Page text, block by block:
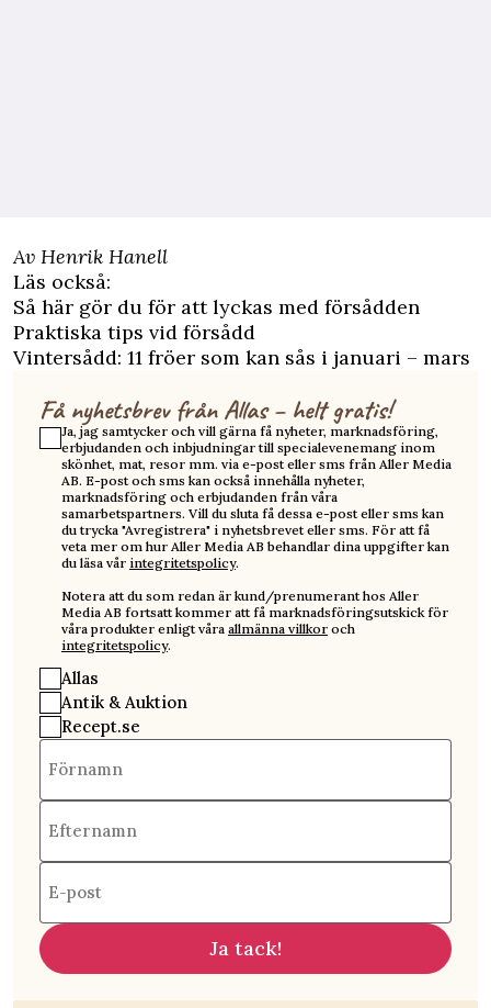
Av Henrik Hanell
Läs också:
Så här gör du för att lyckas med försådden
Praktiska tips vid försådd
Vintersådd: 11 fröer som kan sås i januari – mars
Få nyhetsbrev från Allas – helt gratis!
Ja, jag samtycker och vill gärna få nyheter, marknadsföring,
erbjudanden och inbjudningar till specialevenemang inom
skönhet, mat, resor mm. via e-post eller sms från Aller Media
AB. E-post och sms kan också innehålla nyheter,
marknadsföring och erbjudanden från våra
samarbetspartners. Vill du sluta få dessa e-post eller sms kan
du trycka "Avregistrera" i nyhetsbrevet eller sms. För att få
veta mer om hur Aller Media AB behandlar dina uppgifter kan
du läsa vår integritetspolicy.
Notera att du som redan är kund/prenumerant hos Aller
Media AB fortsatt kommer att få marknadsföringsutskick för
våra produkter enligt våra allmänna villkor och
integritetspolicy.
Allas
Antik & Auktion
Recept.se
Förnamn
Efternamn
E-post
Ja tack!